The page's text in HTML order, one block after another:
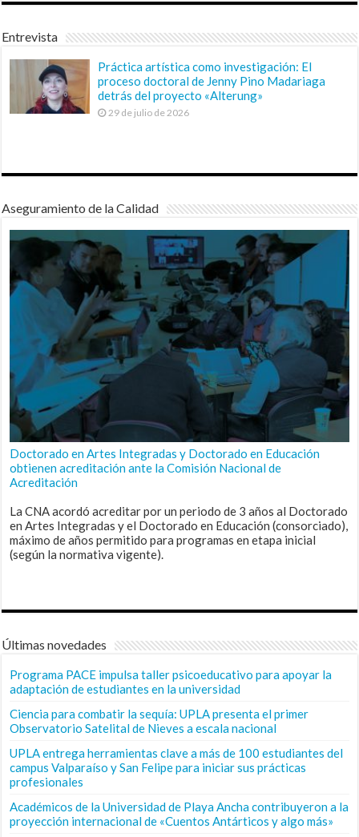
Entrevista
Práctica artística como investigación: El
proceso doctoral de Jenny Pino Madariaga
detrás del proyecto «Alterung»
29 de julio de 2026
Aseguramiento de la Calidad
Doctorado en Artes Integradas y Doctorado en Educación
obtienen acreditación ante la Comisión Nacional de
Acreditación
La CNA acordó acreditar por un periodo de 3 años al Doctorado
en Artes Integradas y el Doctorado en Educación (consorciado),
máximo de años permitido para programas en etapa inicial
(según la normativa vigente).
Últimas novedades
Programa PACE impulsa taller psicoeducativo para apoyar la
adaptación de estudiantes en la universidad
Ciencia para combatir la sequía: UPLA presenta el primer
Observatorio Satelital de Nieves a escala nacional
UPLA entrega herramientas clave a más de 100 estudiantes del
campus Valparaíso y San Felipe para iniciar sus prácticas
profesionales
Académicos de la Universidad de Playa Ancha contribuyeron a la
proyección internacional de «Cuentos Antárticos y algo más»